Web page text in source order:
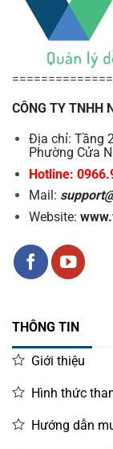
CÔNG TY TNHH
Địa chỉ: Tầng
Phường Cửa
Hotline:
Mail:
Website:
THÔNG TIN
Giới thiệu
Hình thức
Hướng dẫn